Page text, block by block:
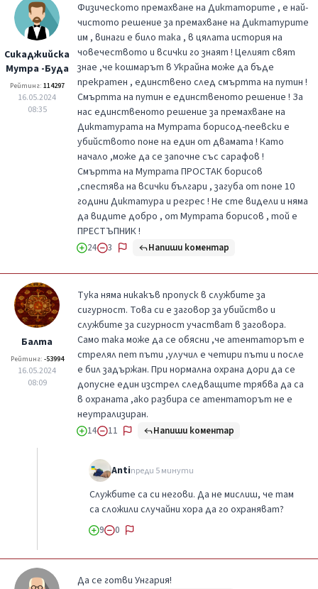
Сикаджийска
Мутра -Буда
Рейтинг: 114297
16.05.2024
08:35
Физическото премахване на Диктаторите , е най-
чистото решение за премахване на Диктатурите
им , винаги е било така , в цялата история на
човечеството и всички го знаят ! Целият свят
знае ,че кошмарът в Украйна може да бъде
прекратен , единствено след смъртта на путин !
Смъртта на путин е единственото решение ! За
нас единственото решение за премахване на
Диктатурата на Мутрата борисод-пеевски е
убийството поне на един от двамата ! Като
начало ,може да се започне със сарафов !
Смъртта на Мутрата ПРОСТАК борисов
,спестява на всички българи , загуба от поне 10
години Диктатура и регрес ! Не сте видели и няма
да видите добро , от Мутрата борисов , той е
ПРЕСТЪПНИК !
24 3 Напиши коментар
Балта
Рейтинг: -53994
16.05.2024
08:09
Тука няма никакъв пропуск в службите за
сигурност. Това си е заговор за убийство и
службите за сигурност участват в заговора.
Само така може да се обясни ,че атентаторът е
стрелял пет пъти ,улучил е четири пъти и после
е бил задържан. При нормална охрана дори да се
допусне един изстрел следващите трябва да са
в охраната ,ако разбира се атентаторът не е
неутрализиран.
14 11 Напиши коментар
Antiпреди 5 минути
Службите са си негови. Да не мислиш, че там
са сложили случайни хора да го охраняват?
9 0
Да се готви Унгария!